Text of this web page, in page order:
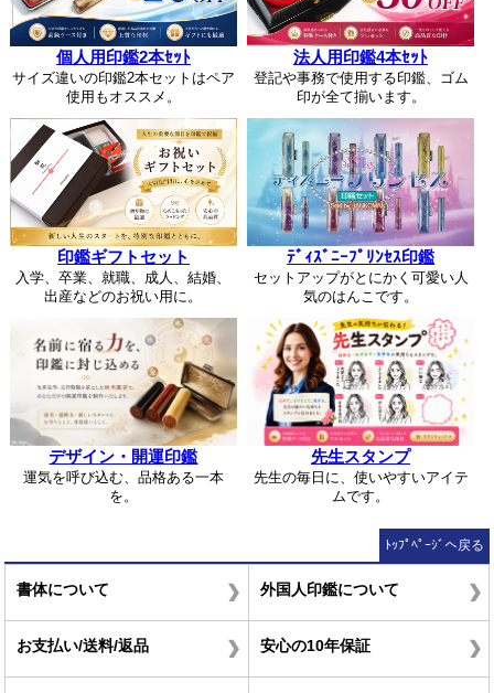
個人用印鑑2本ｾｯﾄ
サイズ違いの印鑑2本セットはペア
使用もオススメ。
法人用印鑑4本ｾｯﾄ
登記や事務で使用する印鑑、ゴム
印が全て揃います。
印鑑ギフトセット
入学、卒業、就職、成人、結婚、
出産などのお祝い用に。
ﾃﾞｨｽﾞﾆｰﾌﾟﾘﾝｾｽ印鑑
セットアップがとにかく可愛い人
気のはんこです。
デザイン・開運印鑑
運気を呼び込む、品格ある一本
を。
先生スタンプ
先生の毎日に、使いやすいアイテ
ムです。
ﾄｯﾌﾟﾍﾟｰｼﾞへ戻る
書体について 外国人印鑑について
お支払い/送料/返品 安心の10年保証